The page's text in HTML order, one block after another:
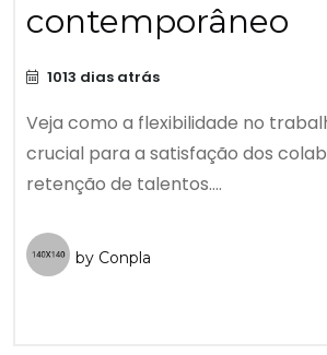
contemporâneo
1013 dias atrás
Veja como a flexibilidade no
crucial para a satisfação dos
retenção de talentos....
by Conpla